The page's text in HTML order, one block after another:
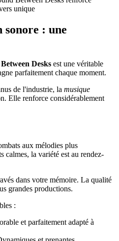
unique
sonore : une
Desks est une véritable
parfaitement chaque moment.
de l'industrie, la musique
Elle renforce considérablement
aux mélodies plus
calmes, la variété est au rendez-
dans votre mémoire. La qualité
grandes productions.
:
et parfaitement adapté à